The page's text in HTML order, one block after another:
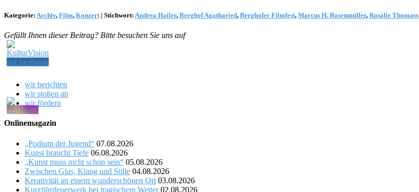
Kategorie: Archiv, Film, Konzert| Stichwort: Andrea Hailer, Berghof Agatharied, Berghofer Filmfest, Marcus H. Rosenmüller, Rosalie Thomass
Gefällt Ihnen dieser Beitrag? Bitte besuchen Sie uns auf
wir berichten
wir stoßen an
wir fördern
Onlinemagazin
„Podium der Jugend“ 07.08.2026
Kunst braucht Tiefe 06.08.2026
„Kunst muss nicht schön sein“ 05.08.2026
Zwischen Glas, Klang und Stille 04.08.2026
Kreativität an einem wunderschönen Ort 03.08.2026
Kurzfilmfeuerwerk bei tragischem Wetter 02.08.2026